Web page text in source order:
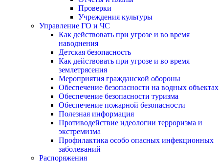
Проверки
Учреждения культуры
Управление ГО и ЧС
Как действовать при угрозе и во время
наводнения
Детская безопасность
Как действовать при угрозе и во время
землетрясения
Мероприятия гражданской обороны
Обеспечение безопасности на водных объектах
Обеспечение безопасности туризма
Обеспечение пожарной безопасности
Полезная информация
Противодействие идеологии терроризма и
экстремизма
Профилактика особо опасных инфекционных
заболеваний
Распоряжения